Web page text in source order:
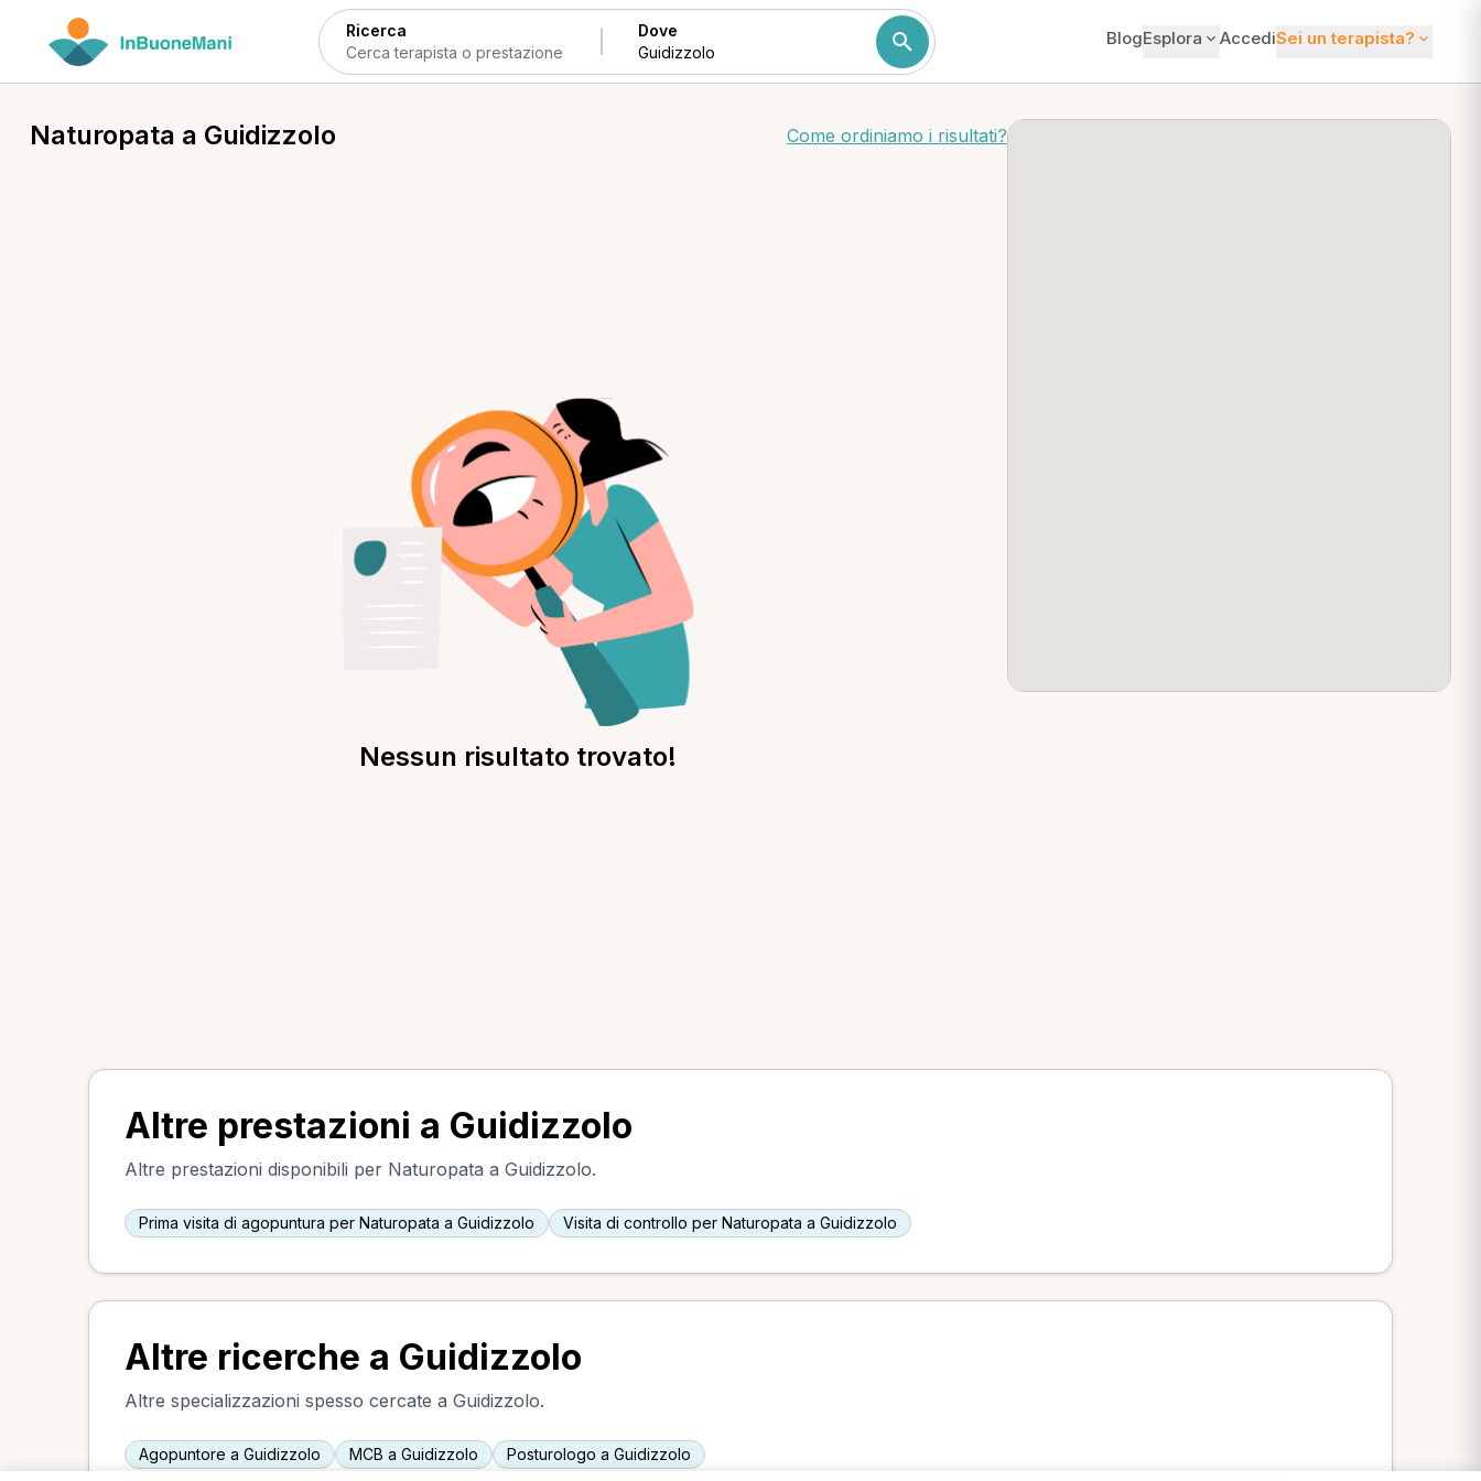
Ricerca Dove BlogEsplora AccediSei un terapista?
Naturopata a Guidizzolo Come ordiniamo i risultati?
Nessun risultato trovato!
Altre prestazioni a Guidizzolo
Altre prestazioni disponibili per Naturopata a Guidizzolo.
Prima visita di agopuntura per Naturopata a Guidizzolo Visita di controllo per Naturopata a Guidizzolo
Altre ricerche a Guidizzolo
Altre specializzazioni spesso cercate a Guidizzolo.
Agopuntore a Guidizzolo MCB a Guidizzolo Posturologo a Guidizzolo